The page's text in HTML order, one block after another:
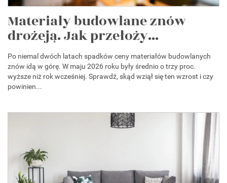
Materiały budowlane znów
drożeją. Jak przełoży...
Po niemal dwóch latach spadków ceny materiałów budowlanych
znów idą w górę. W maju 2026 roku były średnio o trzy proc.
wyższe niż rok wcześniej. Sprawdź, skąd wziął się ten wzrost i czy
powinien...